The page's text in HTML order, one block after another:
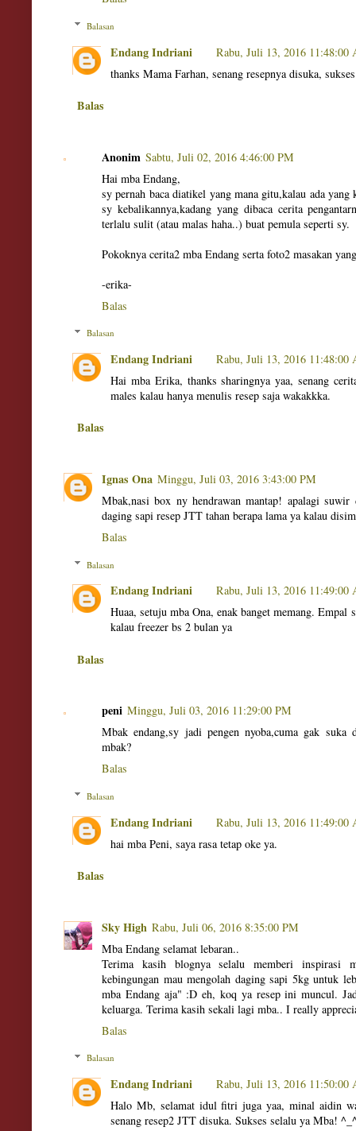
Balasan
Endang Indriani
Rabu, Juli 13, 2016 11:48:00
thanks Mama Farhan, senang resepnya disuka,
Balas
Anonim Sabtu, Juli 02, 2016 4:46:00 PM
Hai mba Endang,
sy pernah baca diatikel yang mana gitu,kalau ada
sy kebalikannya,kadang yang dibaca cerita
terlalu sulit (atau malas haha..) buat pemula seperti sy.
Pokoknya cerita2 mba Endang serta foto2 masakan
-erika-
Balas
Balasan
Endang Indriani
Rabu, Juli 13, 2016 11:48:00
Hai mba Erika, thanks sharingnya yaa, senang
males kalau hanya menulis resep saja wakakkka.
Balas
Ignas Ona Minggu, Juli 03, 2016 3:43:00 PM
Mbak,nasi box ny hendrawan mantap! apalagi
daging sapi resep JTT tahan berapa lama ya kalau
Balas
Balasan
Endang Indriani
Rabu, Juli 13, 2016 11:49:00
Huaa, setuju mba Ona, enak banget memang.
kalau freezer bs 2 bulan ya
Balas
peni Minggu, Juli 03, 2016 11:29:00 PM
Mbak endang,sy jadi pengen nyoba,cuma gak suka
mbak?
Balas
Balasan
Endang Indriani
Rabu, Juli 13, 2016 11:49:00
hai mba Peni, saya rasa tetap oke ya.
Balas
Sky High Rabu, Juli 06, 2016 8:35:00 PM
Mba Endang selamat lebaran..
Terima kasih blognya selalu memberi inspirasi
kebingungan mau mengolah daging sapi 5kg untuk
mba Endang aja" :D eh, koq ya resep ini muncul.
keluarga. Terima kasih sekali lagi mba.. I really
Balas
Balasan
Endang Indriani
Rabu, Juli 13, 2016 11:50:00
Halo Mb, selamat idul fitri juga yaa, minal aidin
senang resep2 JTT disuka. Sukses selalu ya Mba!